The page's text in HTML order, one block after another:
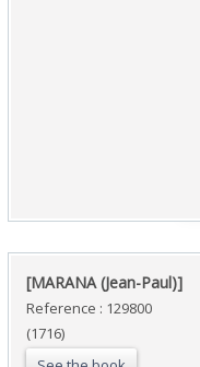
‎[MARANA (Jean-Paul)]‎
Reference : 129800
(1716)